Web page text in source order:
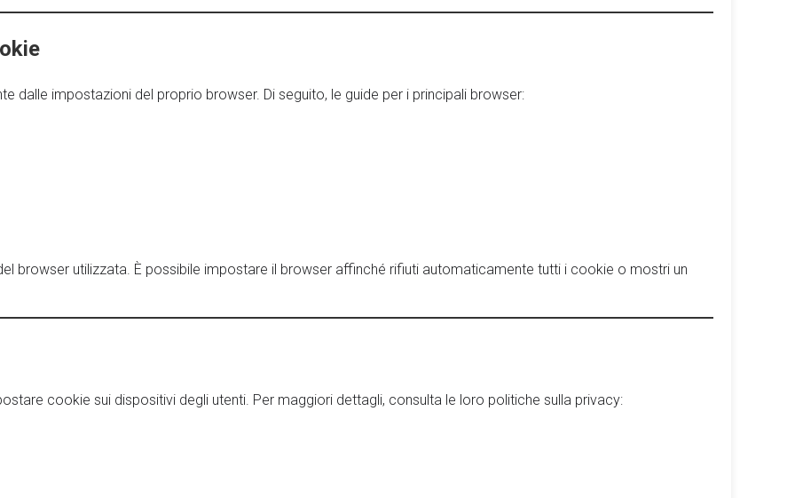
dalle impostazioni del proprio browser. Di seguito, le guide per i principali browser:
browser utilizzata. È possibile impostare il browser affinché rifiuti automaticamente tutti i cookie o mostri un
cookie sui dispositivi degli utenti. Per maggiori dettagli, consulta le loro politiche sulla privacy: